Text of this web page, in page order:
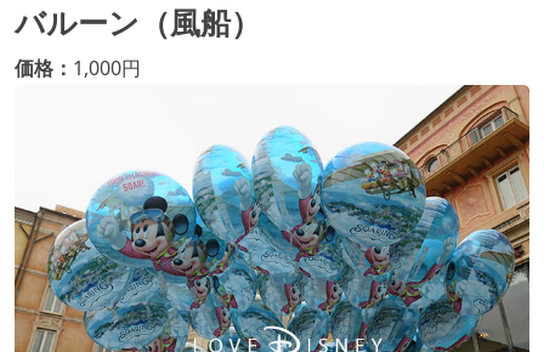
バルーン（風船）
価格： 1,000円